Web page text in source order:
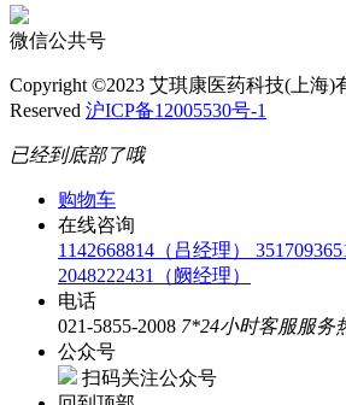
微信公共号
Copyright ©2023 艾琪康医药科技(上海)
Reserved 沪ICP备12005530号-1
已经到底部了哦
购物车
在线咨询
1142668814（吕经理）
2048222431（阙经理）
电话
021-5855-2008 7*24小时客服服务
公众号
扫码关注公众号